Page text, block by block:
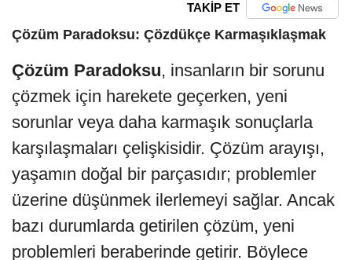
TAKİP ET
Çözüm Paradoksu: Çözdükçe Karmaşıklaşmak
Çözüm Paradoksu, insanların bir sorunu
çözmek için harekete geçerken, yeni
sorunlar veya daha karmaşık sonuçlarla
karşılaşmaları çelişkisidir. Çözüm arayışı,
yaşamın doğal bir parçasıdır; problemler
üzerine düşünmek ilerlemeyi sağlar. Ancak
bazı durumlarda getirilen çözüm, yeni
problemleri beraberinde getirir. Böylece